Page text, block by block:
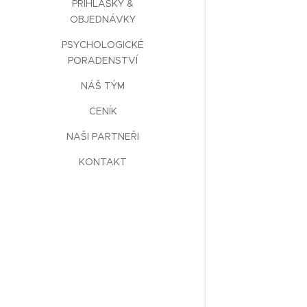
PŘIHLÁŠKY &
OBJEDNÁVKY
PSYCHOLOGICKÉ
PORADENSTVÍ
NÁŠ TÝM
CENÍK
NAŠI PARTNEŘI
KONTAKT